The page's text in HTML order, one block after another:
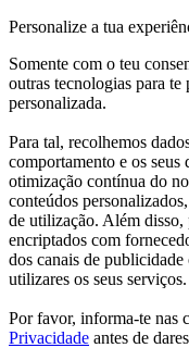
Personalize a tua
Somente com o teu
outras tecnologias para
personalizada.
Para tal, recolhemos
comportamento e os seus
otimização contínua do
conteúdos
de utilização. Além disso,
encriptados com
dos canais de publicidade
utilizares os seus serviços.
Por favor, informa-te nas
Privacidade antes de